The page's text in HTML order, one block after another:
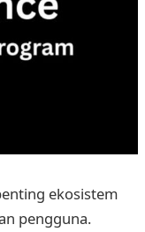
ekosistem
pengguna.